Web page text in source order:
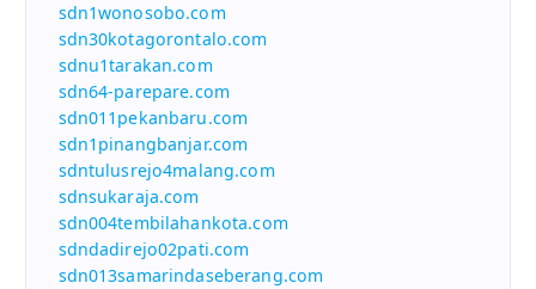
sdn1wonosobo.com
sdn30kotagorontalo.com
sdnu1tarakan.com
sdn64-parepare.com
sdn011pekanbaru.com
sdn1pinangbanjar.com
sdntulusrejo4malang.com
sdnsukaraja.com
sdn004tembilahankota.com
sdndadirejo02pati.com
sdn013samarindaseberang.com